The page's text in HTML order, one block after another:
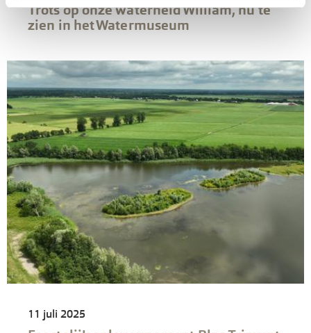
Trots op onze waterheld William, nu te
zien in het Watermuseum
11 juli 2025